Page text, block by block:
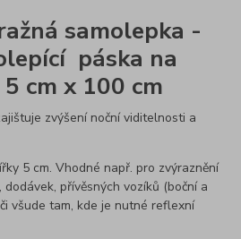
samolepka -
páska na
cm x 100 cm
zvýšení noční viditelnosti a
5 cm. Vhodné např. pro zvýraznění
přívěsných vozíků (boční a
všude tam, kde je nutné reflexní